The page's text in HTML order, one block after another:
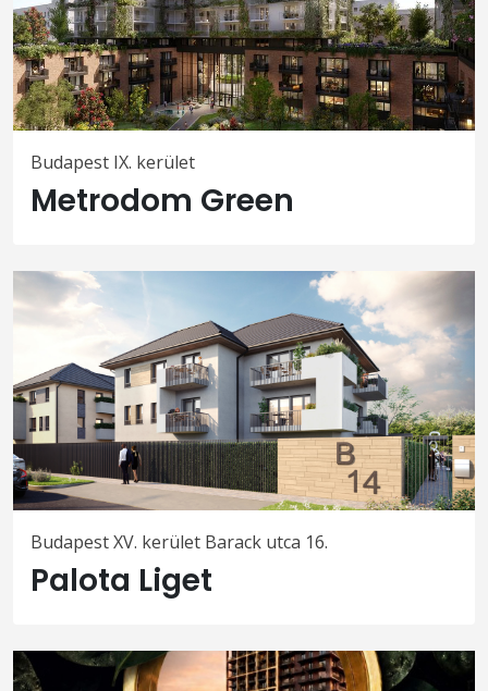
Budapest IX. kerület
Metrodom Green
Budapest XV. kerület Barack utca 16.
Palota Liget